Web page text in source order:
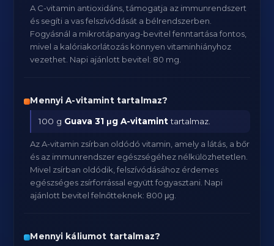
A C-vitamin antioxidáns, támogatja az immunrendszert
és segíti a vas felszívódását a bélrendszerben.
Fogyásnál a mikrotápanyag-bevitel fenntartása fontos,
mivel a kalóriakorlátozás könnyen vitaminhiányhoz
vezethet. Napi ajánlott bevitel: 80 mg.
Mennyi A-vitamint tartalmaz?
100 g Guava 31 μg A-vitaminttartalmaz.
Az A-vitamin zsírban oldódó vitamin, amely a látás, a bőr
és az immunrendszer egészségéhez nélkülözhetetlen.
Mivel zsírban oldódik, felszívódásához érdemes
egészséges zsírforrással együtt fogyasztani. Napi
ajánlott bevitel felnőtteknek: 800 μg.
Mennyi káliumot tartalmaz?